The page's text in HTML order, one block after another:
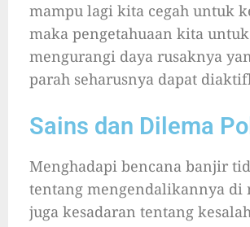
mampu lagi kita cegah untuk
maka pengetahuaan kita untuk
mengurangi daya rusaknya
parah seharusnya dapat
Sains dan Dilema
Menghadapi bencana banjir
tentang mengendalikannya di
juga kesadaran tentang